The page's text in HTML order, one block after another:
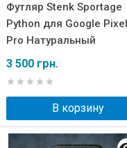
Футляр Stenk Sportage
Python для Google
Pro Натуральный
3 500 грн.
В корзину